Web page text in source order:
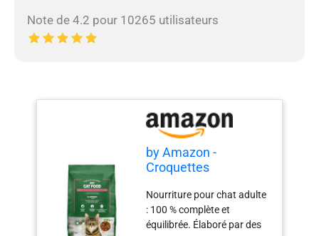
Note de 4.2 pour 10265 utilisateurs
by Amazon -
Croquettes
adultes au saumon,
thon et légumes, 1 lot
de 3kg
Nourriture pour chat adulte
: 100 % complète et
équilibrée. Élaboré par des